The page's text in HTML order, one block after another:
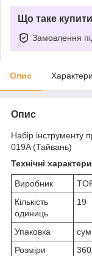
Що таке
Замовлення
Опис
Опис
Набір інструменту
019A (Тайвань)
Технічні
Виробник
Кількість
одиниць
19
Упаковка
Розміри